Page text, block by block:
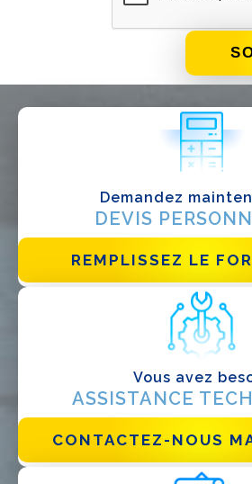
Demandez
DEVIS
REMPLISSEZ LE
Vous avez
ASSISTANCE
CONTACTEZ-NOUS
Installateur
Designer
Distributeur
J'ai lu et j'accepte lapolitique de